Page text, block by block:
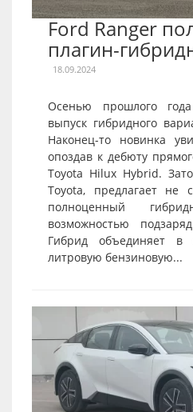
Ford Ranger
плагин-
18.09.2024
Осенью прошлого
выпуск гибридного
Наконец-то новинка
опоздав к дебюту
Toyota Hilux Hybrid.
Toyota, предлагает не
полноценный
возможностью
Гибрид объединяет в
литровую бензиновую...